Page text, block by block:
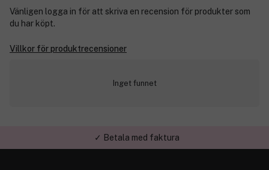
Vänligen logga in för att skriva en recension för produkter som
du har köpt.
Villkor för produktrecensioner
Inget funnet
✓ Trygg E-handel